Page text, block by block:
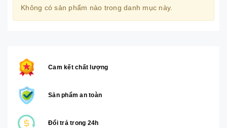
Không có sản phẩm nào trong danh mục này.
Cam kết chất lượng
Sản phẩm an toàn
Đổi trả trong 24h